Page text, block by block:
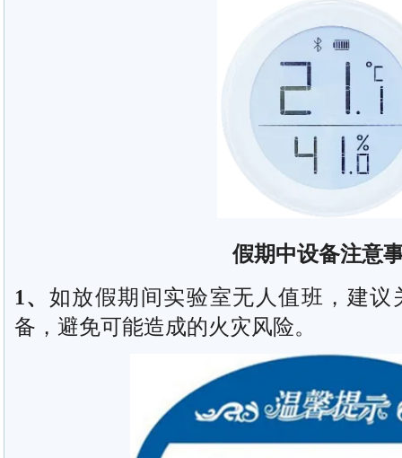
假期中设备注意
1、 如放假期间实验室无人值班，建
备，避免可能造成的火灾风险。